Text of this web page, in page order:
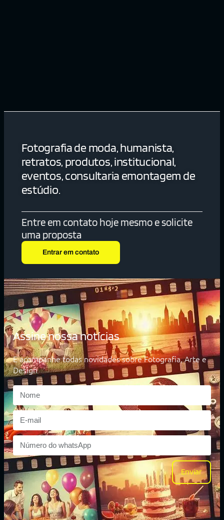
Fotografia de moda, humanista,
retratos, produtos, institucional,
eventos, consultaria emontagem de
estúdio.
Entre em contato hoje mesmo e solicite
uma proposta
Entrar em contato
Assine nossa notícias
E acompanhe todas novidades sobre Fotografia, Arte e
Design
Enviar